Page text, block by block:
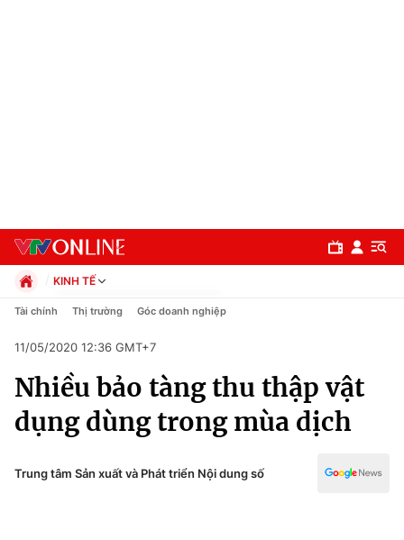
Chuyên mục
Chính trị
KINH TẾ
Chính trị
Pháp luật
Kinh tế
Thể thao
Truyền hình
Y tế
Tài chính Thị trường Góc doanh nghiệp
11/05/2020 12:36 GMT+7
Nhiều bảo tàng thu thập vật
dụng dùng trong mùa dịch
Trung tâm Sản xuất và Phát triển Nội dung số